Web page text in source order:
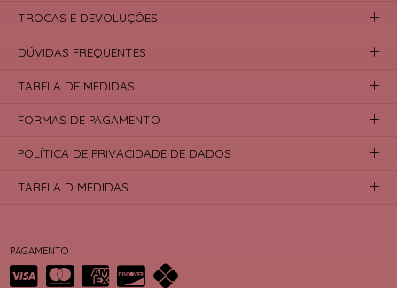
PAGAMENTO
TROCAS E DEVOLUÇÕES
DÚVIDAS FREQUENTES
TABELA DE MEDIDAS
FORMAS DE PAGAMENTO
POLÍTICA DE PRIVACIDADE DE DADOS
TABELA D MEDIDAS